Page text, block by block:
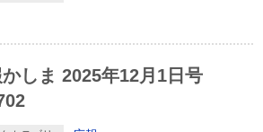
かしま 2025年12月1日号